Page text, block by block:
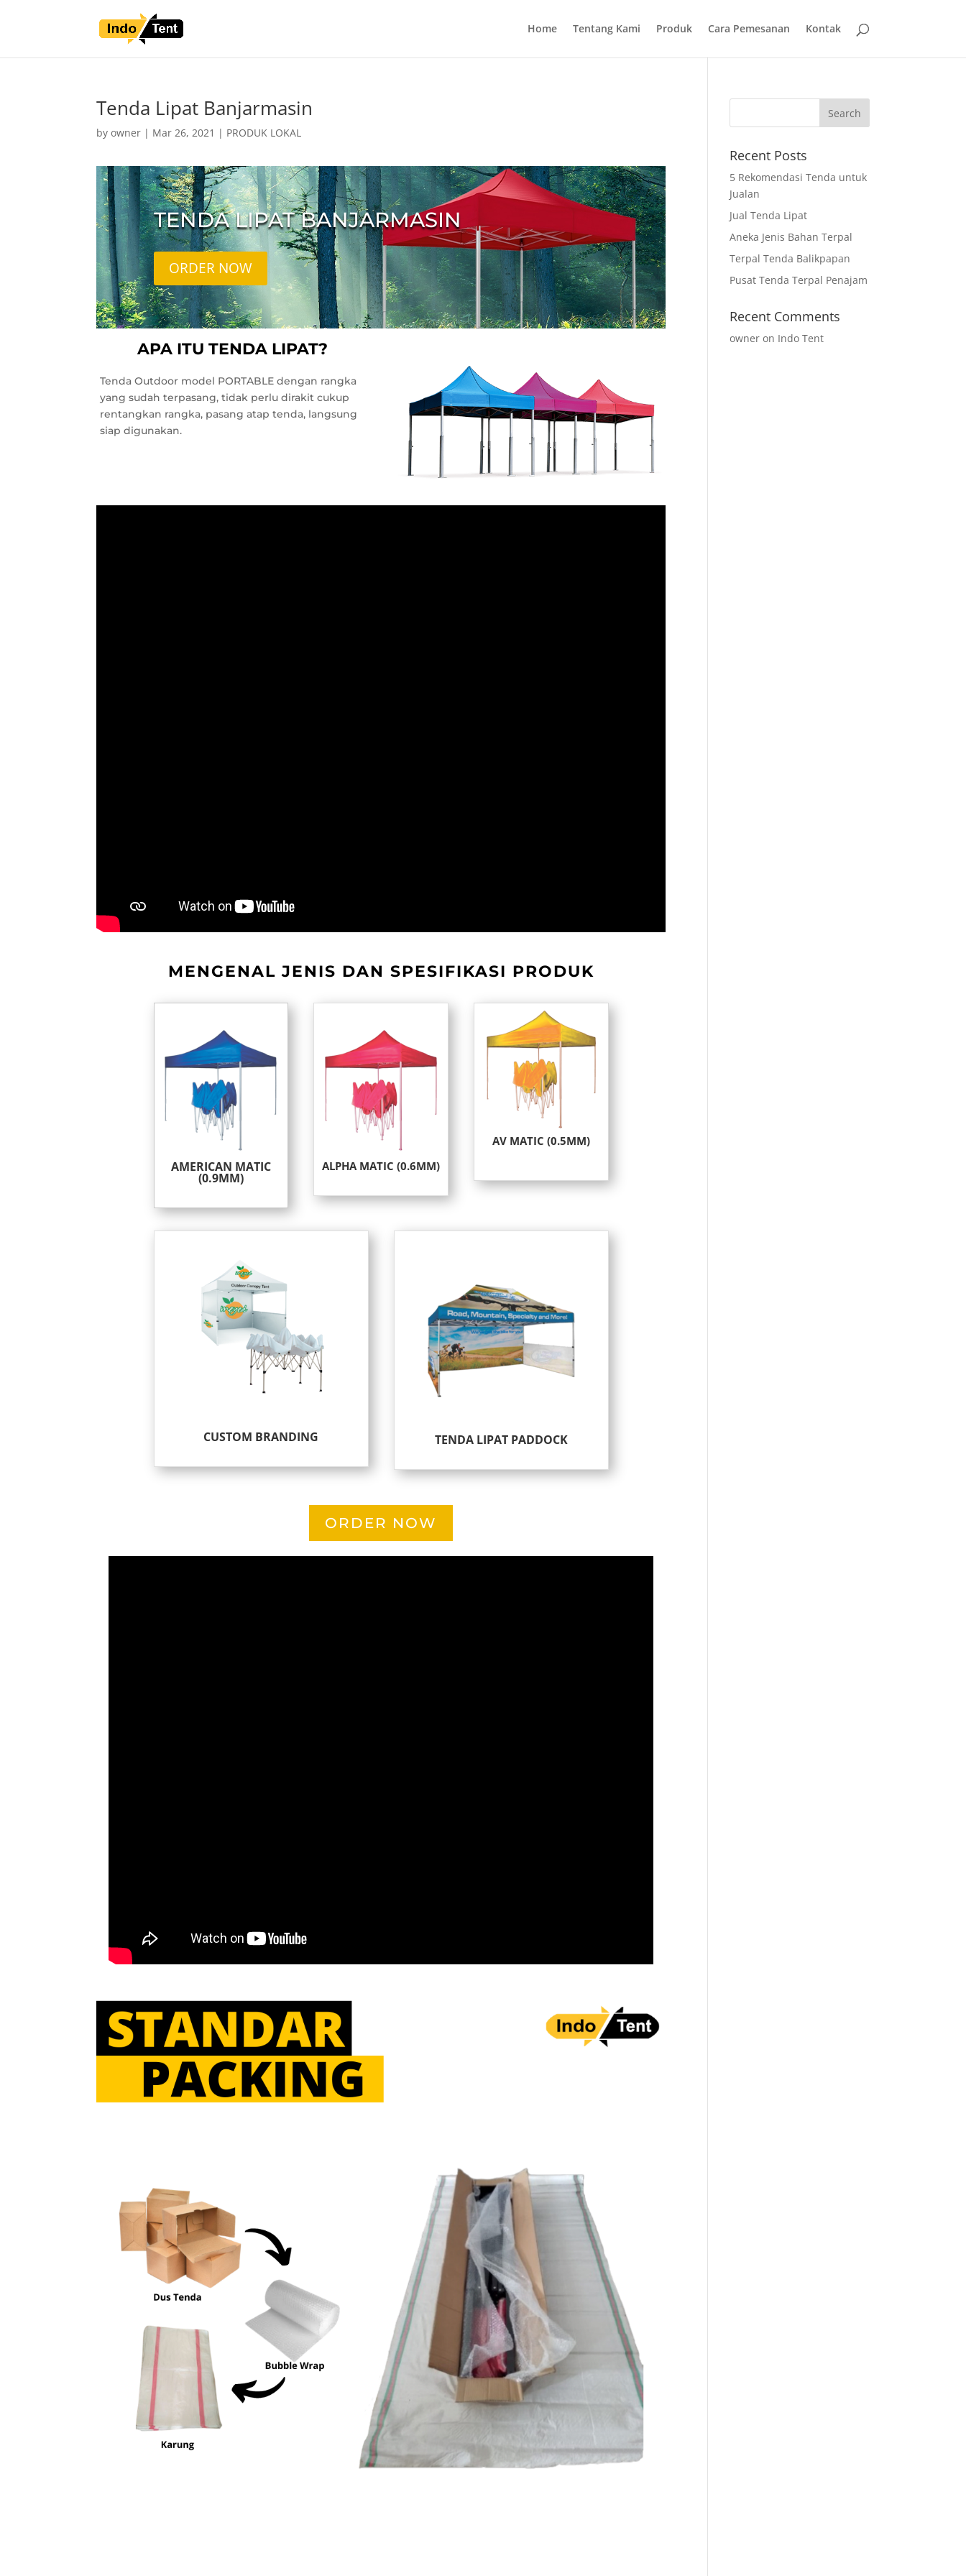
Home Tentang Kami Produk Cara Pemesanan Kontak
Tenda Lipat Banjarmasin
byowner | Mar 26, 2021 | PRODUK LOKAL
TENDA LIPAT BANJARMASIN
ORDER NOW
APA ITU TENDA LIPAT?
Tenda Outdoor model PORTABLE dengan rangka
yang sudah terpasang, tidak perlu dirakit cukup
rentangkan rangka, pasang atap tenda, langsung
siap digunakan.
MENGENAL JENIS DAN SPESIFIKASI PRODUK
AMERICAN MATIC
(0.9MM)
ALPHA MATIC (0.6MM)
AV MATIC (0.5MM)
CUSTOM BRANDING TENDA LIPAT PADDOCK
ORDER NOW
Recent Posts
5 Rekomendasi Tenda untuk
Jualan
Jual Tenda Lipat
Aneka Jenis Bahan Terpal
Terpal Tenda Balikpapan
Pusat Tenda Terpal Penajam
Recent Comments
owner on Indo Tent